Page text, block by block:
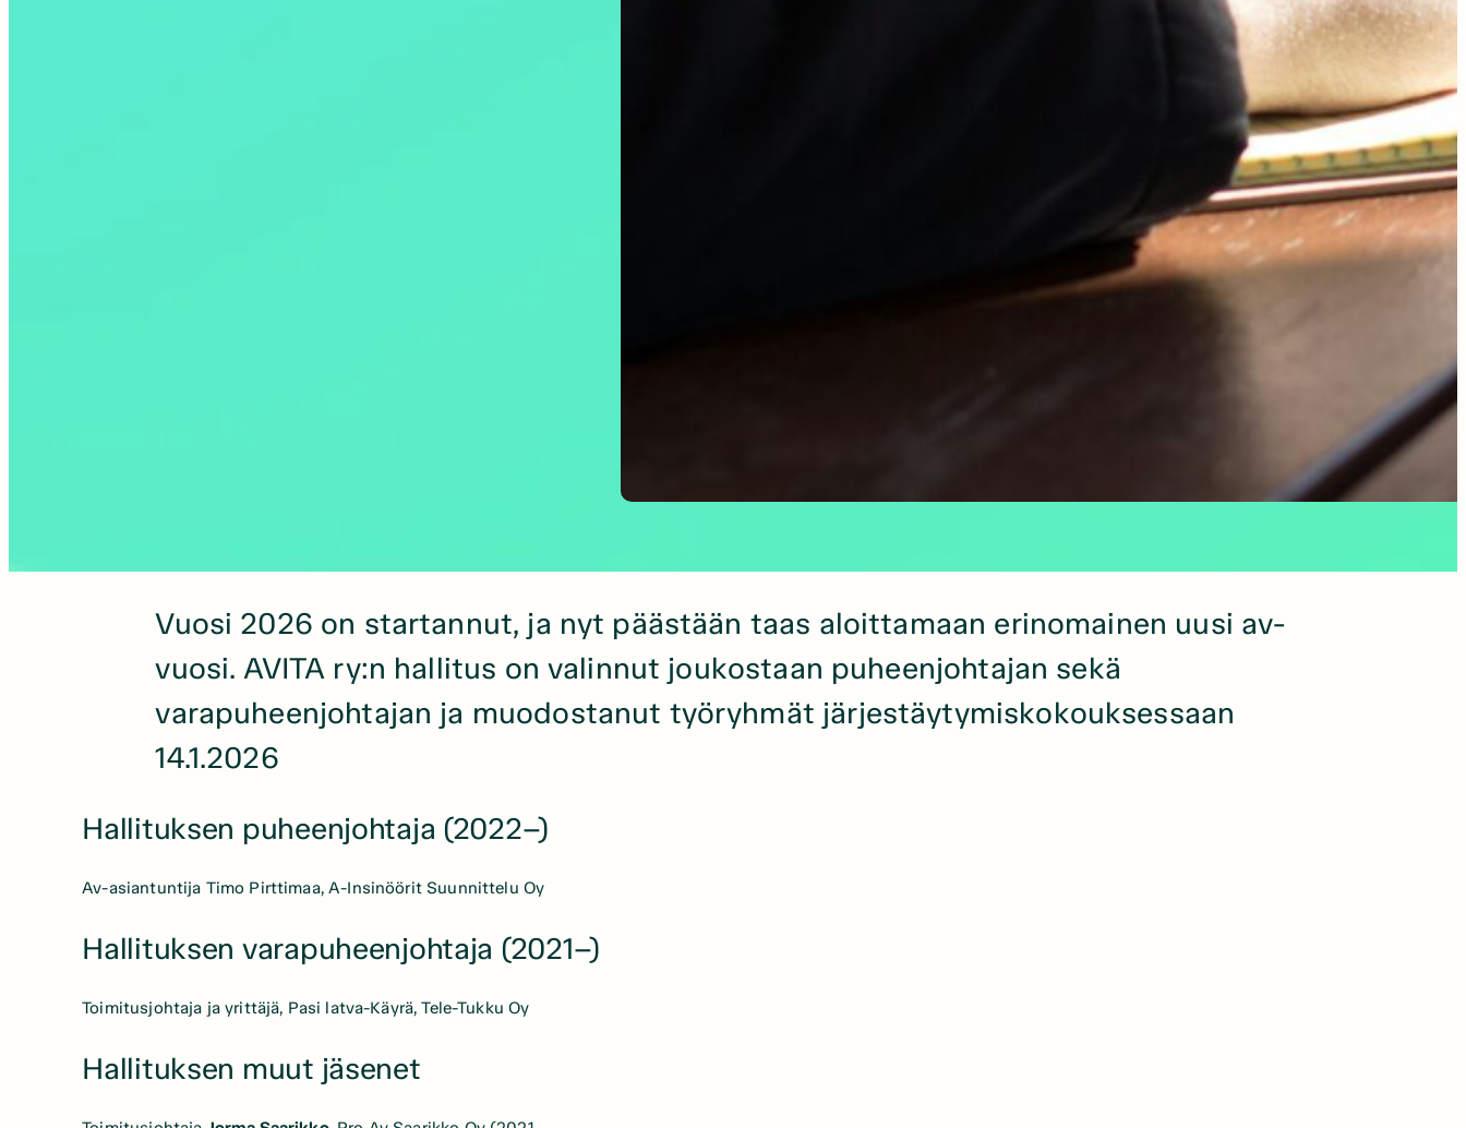
Vuosi 2026 on startannut, ja nyt päästään taas aloittamaan erinomainen uusi av-
vuosi. AVITA ry:n hallitus on valinnut joukostaan puheenjohtajan sekä
varapuheenjohtajan ja muodostanut työryhmät järjestäytymiskokouksessaan
14.1.2026
Hallituksen puheenjohtaja (2022–)
Av-asiantuntija Timo Pirttimaa, A-Insinöörit Suunnittelu Oy
Hallituksen varapuheenjohtaja (2021–)
Toimitusjohtaja ja yrittäjä, Pasi latva-Käyrä, Tele-Tukku Oy
Hallituksen muut jäsenet